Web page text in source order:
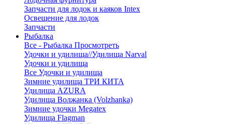
Запчасти для лодок и каяков Intex
Освещение для лодок
Запчасти
Рыбалка
Все - Рыбалка Просмотреть
Удочки и удилища//Удилища Narval
Удочки и удилища
Все Удочки и удилища
Зимние удилища ТРИ КИТА
Удилища AZURA
Удилища Волжанка (Volzhanka)
Зимние удочки Megatex
Удилища Flagman